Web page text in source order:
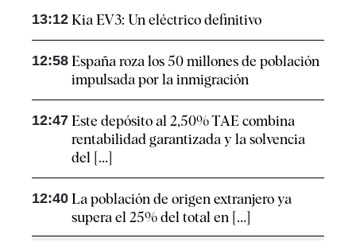
13:12 Kia EV3: Un eléctrico definitivo
12:58 España roza los 50 millones de población
impulsada por la inmigración
12:47 Este depósito al 2,50% TAE combina
rentabilidad garantizada y la solvencia
del [...]
12:40 La población de origen extranjero ya
supera el 25% del total en [...]